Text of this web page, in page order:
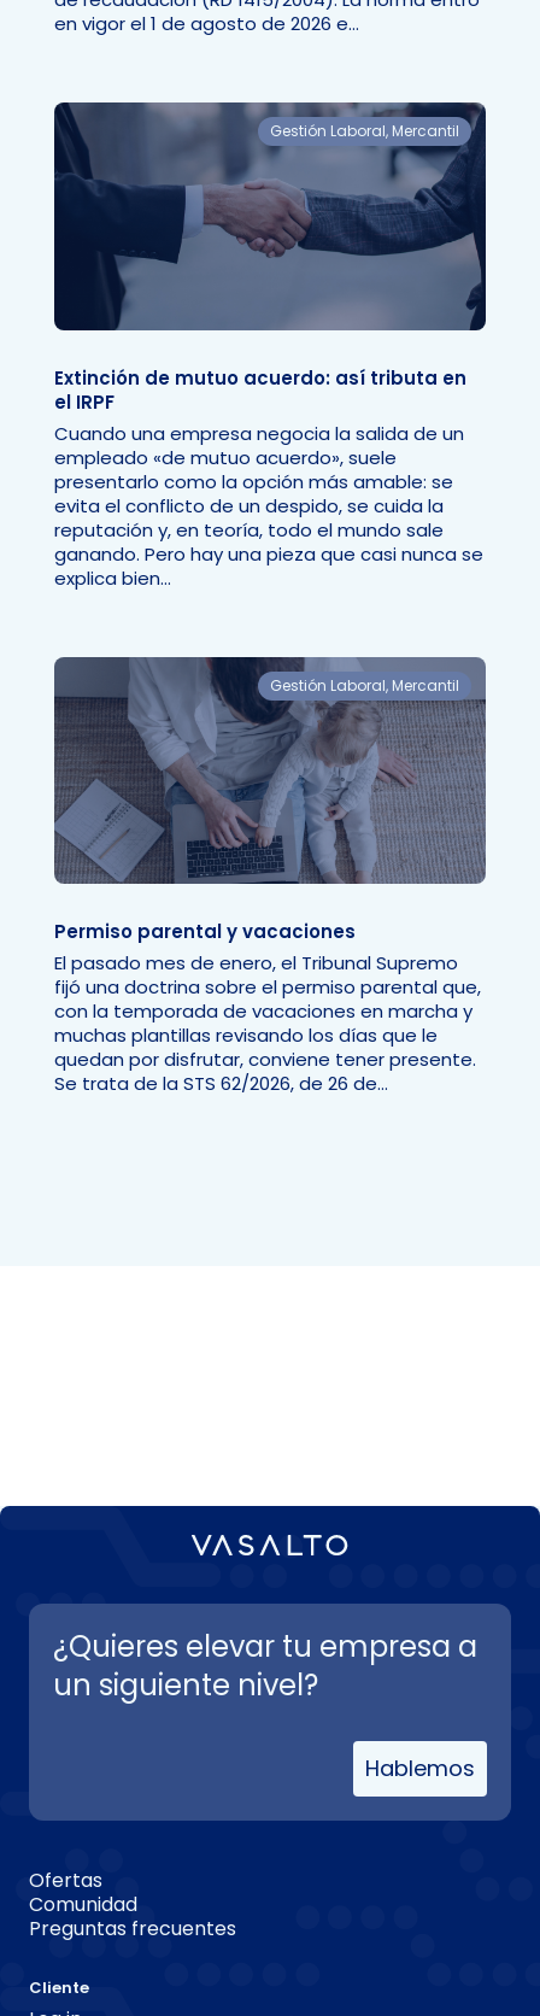
en vigor el 1 de agosto de 2026 e...
Extinción de mutuo acuerdo: así tributa en
el IRPF
Gestión Laboral, Mercantil
Cuando una empresa negocia la salida de un
empleado «de mutuo acuerdo», suele
presentarlo como la opción más amable: se
evita el conflicto de un despido, se cuida la
reputación y, en teoría, todo el mundo sale
ganando. Pero hay una pieza que casi nunca se
explica bien...
Permiso parental y vacaciones
Gestión Laboral, Mercantil
El pasado mes de enero, el Tribunal Supremo
fijó una doctrina sobre el permiso parental que,
con la temporada de vacaciones en marcha y
muchas plantillas revisando los días que le
quedan por disfrutar, conviene tener presente.
Se trata de la STS 62/2026, de 26 de...
¿Quieres elevar tu empresa a
un siguiente nivel?
Hablemos
Ofertas
Comunidad
Preguntas frecuentes
Cliente